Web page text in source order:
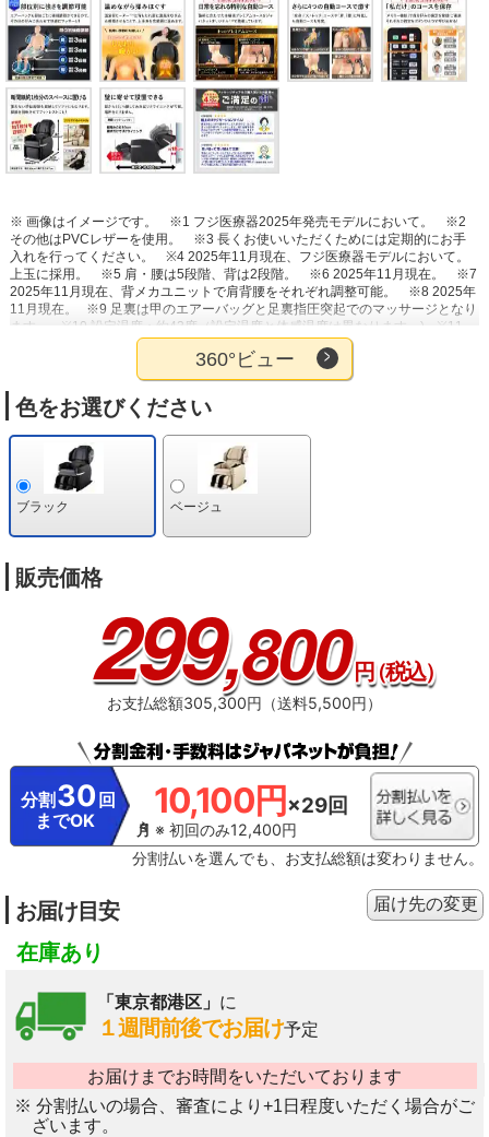
※ 画像はイメージです。 ※1 フジ医療器2025年発売モデルにおいて。
※2
その他はPVCレザーを使用。
※3 長くお使いいただくためには定期的にお手
入れを行ってください。
※4 2025年11月現在、フジ医療器モデルにおいて。
上玉に採用。
※5 肩・腰は5段階、背は2段階。 ※6 2025年11月現在。
※7
2025年11月現在、背メカユニットで肩背腰をそれぞれ調整可能。
※8 2025年
11月現在。
※9 足裏は甲のエアーバッグと足裏指圧突起でのマッサージとなり
ます。
※10 設定温度：約43度（設定温度と体感温度は異なります。)
※11
2025年11月現在、フジ医療器モデルにおいて。
※12 2025年11月現在、フジ
医療器モデルにおいて。肩位置・もみ・エアーの強弱。
【ご注意】心臓に障害のある人、ペースメーカーなどをご使用の人、特定の病
気をお持ちでない場合でも、骨粗しょう（鬆）症の有病率が非常に高くなる80
歳前後の人はご購入前に医師にご相談ください。
360°ビュー
色をお選びください
ブラック ベージュ
販売価格
299,800円（税込）
お支払総額305,300円（送料5,500円）
分割 30 回
までOK
10,100円 ×29回
※ 初回のみ12,400円
分割払いを選んでも、お支払総額は変わりません。
お届け目安
在庫あり
「東京都港区」 に
１週間前後でお届け予定
お届けまでお時間をいただいております
※ 分割払いの場合、審査により+1日程度いただく場合がご
ざいます。
届け先の変更